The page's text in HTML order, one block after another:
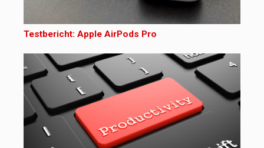
Testbericht: Apple AirPods Pro